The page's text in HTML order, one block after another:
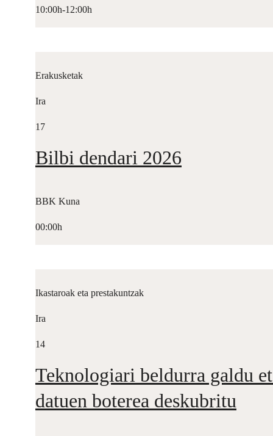
10:00h-12:00h
Erakusketak
Ira
17
Bilbi dendari 2026
BBK Kuna
00:00h
Ikastaroak eta prestakuntzak
Ira
14
Teknologiari beldurra galdu
datuen boterea deskubritu